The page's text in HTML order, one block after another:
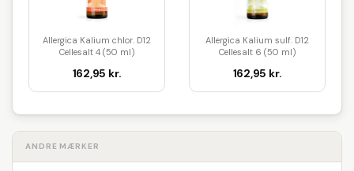
Allergica Kalium chlor. D12
Cellesalt 4 (50 ml)
162,95 kr.
Allergica Kalium sulf. D12
Cellesalt 6 (50 ml)
162,95 kr.
ANDRE MÆRKER